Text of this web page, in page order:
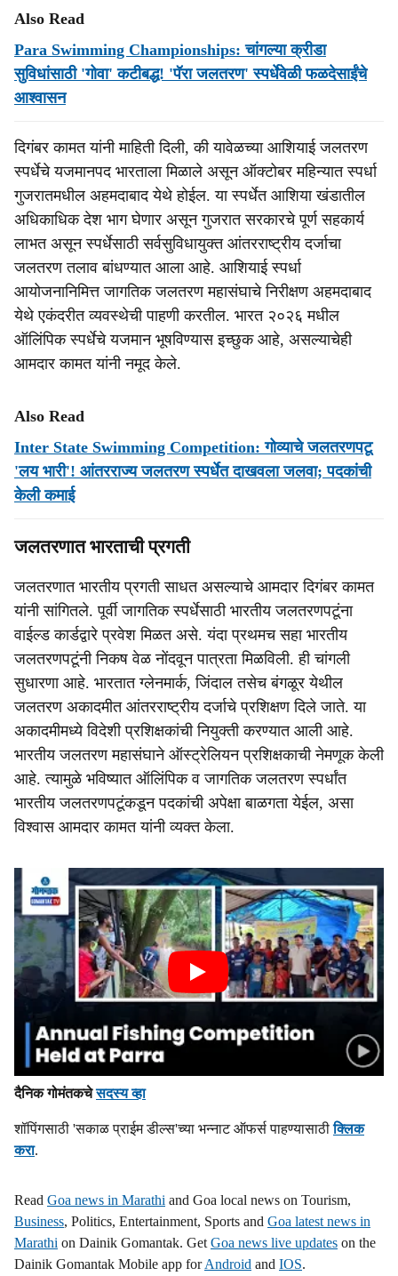
Also Read
Para Swimming Championships: चांगल्या क्रीडा
सुविधांसाठी 'गोवा' कटीबद्ध! 'पॅरा जलतरण' स्पर्धेवेळी फळदेसाईंचे
आश्वासन
दिगंबर कामत यांनी माहिती दिली, की यावेळच्या आशियाई जलतरण
स्पर्धेचे यजमानपद भारताला मिळाले असून ऑक्टोबर महिन्यात स्पर्धा
गुजरातमधील अहमदाबाद येथे होईल. या स्पर्धेत आशिया खंडातील
अधिकाधिक देश भाग घेणार असून गुजरात सरकारचे पूर्ण सहकार्य
लाभत असून स्पर्धेसाठी सर्वसुविधायुक्त आंतरराष्ट्रीय दर्जाचा
जलतरण तलाव बांधण्यात आला आहे. आशियाई स्पर्धा
आयोजनानिमित्त जागतिक जलतरण महासंघाचे निरीक्षण अहमदाबाद
येथे एकंदरीत व्यवस्थेची पाहणी करतील. भारत २०२६ मधील
ऑलिंपिक स्पर्धेचे यजमान भूषविण्यास इच्छुक आहे, असल्याचेही
आमदार कामत यांनी नमूद केले.
Also Read
Inter State Swimming Competition: गोव्याचे जलतरणपटू
'लय भारी'! आंतरराज्य जलतरण स्पर्धेत दाखवला जलवा; पदकांची
केली कमाई
जलतरणात भारताची प्रगती
जलतरणात भारतीय प्रगती साधत असल्याचे आमदार दिगंबर कामत
यांनी सांगितले. पूर्वी जागतिक स्पर्धेसाठी भारतीय जलतरणपटूंना
वाईल्ड कार्डद्वारे प्रवेश मिळत असे. यंदा प्रथमच सहा भारतीय
जलतरणपटूंनी निकष वेळ नोंदवून पात्रता मिळविली. ही चांगली
सुधारणा आहे. भारतात ग्लेनमार्क, जिंदाल तसेच बंगळूर येथील
जलतरण अकादमीत आंतरराष्ट्रीय दर्जाचे प्रशिक्षण दिले जाते. या
अकादमीमध्ये विदेशी प्रशिक्षकांची नियुक्ती करण्यात आली आहे.
भारतीय जलतरण महासंघाने ऑस्ट्रेलियन प्रशिक्षकाची नेमणूक केली
आहे. त्यामुळे भविष्यात ऑलिंपिक व जागतिक जलतरण स्पर्धांत
भारतीय जलतरणपटूंकडून पदकांची अपेक्षा बाळगता येईल, असा
विश्वास आमदार कामत यांनी व्यक्त केला.
दैनिक गोमंतकचेसदस्य व्हा
शॉपिंगसाठी 'सकाळ प्राईम डील्स'च्या भन्नाट ऑफर्स पाहण्यासाठीक्लिक
करा.
Read Goa news in Marathi and Goa local news on Tourism,
Business, Politics, Entertainment, Sports and Goa latest news in
Marathi on Dainik Gomantak. Get Goa news live updates on the
Dainik Gomantak Mobile app forAndroid and IOS.